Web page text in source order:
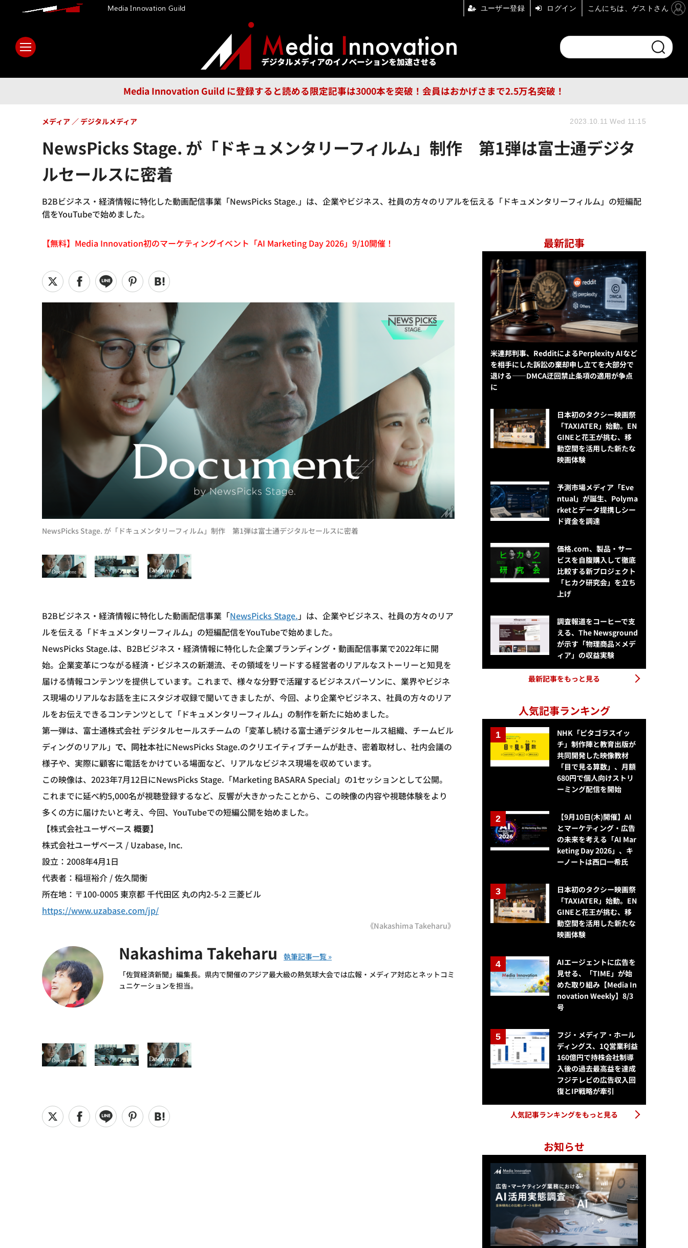
Media Innovation Guild に登録すると読める限定記事は3000本を突破！会員はおかげさまで2.5万名突破！
メディア テクノロジー 広告 企業 特集 ブランドチャンネル
フォーエム その他
NewsPicks Stage. が「ドキュメンタリーフィルム」制作 第1弾は富士通デジタ
ルセールスに密着
B2Bビジネス・経済情報に特化した動画配信事業「NewsPicks Stage.」は、企業やビジネス、社員の方々のリアルを伝える「ドキュメンタリーフィルム」の短編配
信をYouTubeで始めました。
メディア デジタルメディア 2023.10.11 Wed 11:15
【無料】Media Innovation初のマーケティングイベント「AI Marketing Day 2026」9/10開催！
NewsPicks Stage. が「ドキュメンタリーフィルム」制作 第1弾は富士通デジタルセールスに密着
B2Bビジネス・経済情報に特化した動画配信事業「NewsPicks Stage. 」は、企業やビジネス、社員の方々のリア
ルを伝える「ドキュメンタリーフィルム」の短編配信をYouTubeで始めました。
NewsPicks Stage.は、B2Bビジネス・経済情報に特化した企業ブランディング・動画配信事業で2022年に開
始。企業変革につながる経済・ビジネスの新潮流、その領域をリードする経営者のリアルなストーリーと知見を
届ける情報コンテンツを提供しています。これまで、様々な分野で活躍するビジネスパーソンに、業界やビジネ
ス現場のリアルなお話を主にスタジオ収録で聞いてきましたが、今回、より企業やビジネス、社員の方々のリア
ルをお伝えできるコンテンツとして「ドキュメンタリーフィルム」の制作を新たに始めました。
第一弾は、富士通株式会社 デジタルセールスチームの「変革し続ける富士通デジタルセールス組織、チームビル
ディングのリアル」 で、同社本社にNewsPicks Stage.のクリエイティブチームが赴き、密着取材し、社内会議の
様子や、実際に顧客に電話をかけている場面など、リアルなビジネス現場を収めています。
この映像は、2023年7月12日にNewsPicks Stage.「Marketing BASARA Special」の1セッションとして公開。
これまでに延べ約5,000名が視聴登録するなど、反響が大きかったことから、この映像の内容や視聴体験をより
多くの方に届けたいと考え、今回、YouTubeでの短編公開を始めました。
【株式会社ユーザベース 概要】
株式会社ユーザベース / Uzabase, Inc.
設立：2008年4月1日
代表者：稲垣裕介 / 佐久間衡
所在地：〒100-0005 東京都 千代田区 丸の内2-5-2 三菱ビル
https://www.uzabase.com/jp/
《Nakashima Takeharu》
Nakashima Takeharu
「佐賀経済新聞」編集長。県内で開催のアジア最大級の熱気球大会では広報・メディア対応とネットコミ
ュニケーションを担当。
最新記事
米連邦判事、RedditによるPerplexity AIなど
を相手にした訴訟の棄却申し立てを大部分で
退ける——DMCA迂回禁止条項の適用が争点
に
日本初のタクシー映画祭
「TAXIATER」始動。EN
GINEと花王が挑む、移
動空間を活用した新たな
映画体験
予測市場メディア「Eve
ntual」が誕生、Polyma
rketとデータ提携しシー
ド資金を調達
価格.com、製品・サー
ビスを自腹購入して徹底
比較する新プロジェクト
「ヒカク研究会」を立ち
上げ
調査報道をコーヒーで支
える、The Newsground
が示す「物理商品×メデ
ィア」の収益実験
最新記事をもっと見る
人気記事ランキング
NHK「ピタゴラスイッ
チ」制作陣と教育出版が
共同開発した映像教材
「目で見る算数」、月額
680円で個人向けストリ
ーミング配信を開始
【9月10日(木)開催】AI
とマーケティング・広告
の未来を考える「AI Mar
keting Day 2026」、キ
ーノートは西口一希氏
日本初のタクシー映画祭
「TAXIATER」始動。EN
GINEと花王が挑む、移
動空間を活用した新たな
映画体験
AIエージェントに広告を
見せる、「TIME」が始
めた取り組み【Media In
novation Weekly】8/3
号
フジ・メディア・ホール
ディングス、1Q営業利益
160億円で持株会社制導
入後の過去最高益を達成
フジテレビの広告収入回
復とIP戦略が牽引
人気記事ランキングをもっと見る
お知らせ
Media Innovation Guild ユーザー登録 ログイン こんにちは、ゲストさん